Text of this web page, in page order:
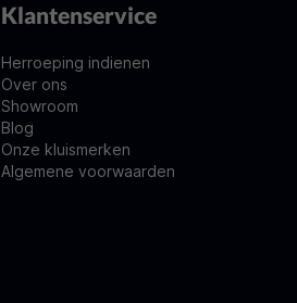
Klantenservice
Herroeping indienen
Over ons
Showroom
Blog
Onze kluismerken
Algemene voorwaarden